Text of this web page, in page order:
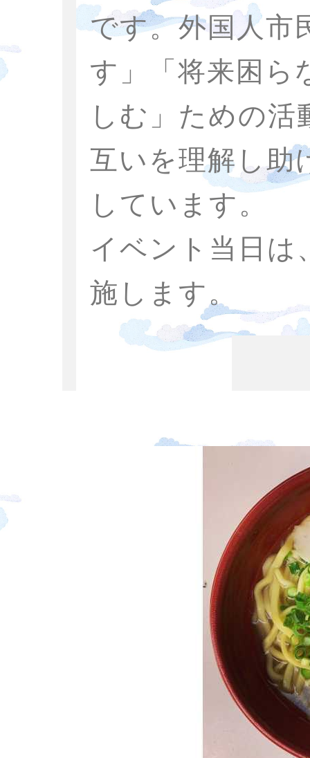
です。外国人市
す」「将来困ら
しむ」ための
互いを理解し助
しています。
イベント当日は
施します。